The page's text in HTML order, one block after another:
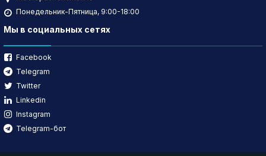
Понедельник-Пятница, 9:00-18:00
Мы в социальных сетях
Facebook
Telegram
Twitter
Linkedin
Instagram
Telegram-бот